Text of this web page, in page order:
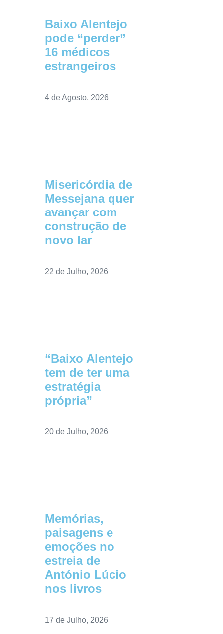
Baixo Alentejo
pode “perder”
16 médicos
estrangeiros
4 de Agosto, 2026
Misericórdia de
Messejana quer
avançar com
construção de
novo lar
22 de Julho, 2026
“Baixo Alentejo
tem de ter uma
estratégia
própria”
20 de Julho, 2026
Memórias,
paisagens e
emoções no
estreia de
António Lúcio
nos livros
17 de Julho, 2026